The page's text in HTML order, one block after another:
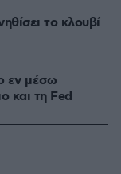
το κλουβί
εν μέσω
και τη Fed